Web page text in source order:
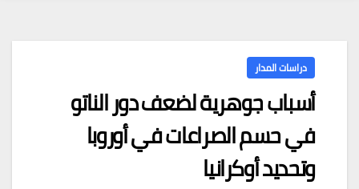
دراسات المدار
أسباب جوهرية لضعف دور الناتو
في حسم الصراعات في أوروبا
وتحديد أوكرانيا